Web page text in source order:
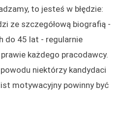
to jesteś w błędzie:
ze szczegółową biografią -
do 45 lat - regularnie
każdego pracodawcy.
niektórzy kandydaci
motywacyjny powinny być